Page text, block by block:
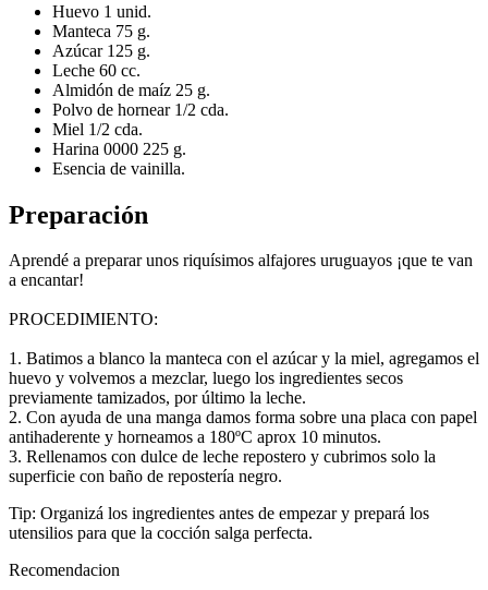
Huevo 1 unid.
Manteca 75 g.
Azúcar 125 g.
Leche 60 cc.
Almidón de maíz 25 g.
Polvo de hornear 1/2 cda.
Miel 1/2 cda.
Harina 0000 225 g.
Esencia de vainilla.
Preparación
Aprendé a preparar unos riquísimos alfajores uruguayos ¡que te van
a encantar!
PROCEDIMIENTO:
1. Batimos a blanco la manteca con el azúcar y la miel, agregamos el
huevo y volvemos a mezclar, luego los ingredientes secos
previamente tamizados, por último la leche.
2. Con ayuda de una manga damos forma sobre una placa con papel
antihaderente y horneamos a 180ºC aprox 10 minutos.
3. Rellenamos con dulce de leche repostero y cubrimos solo la
superficie con baño de repostería negro.
Tip: Organizá los ingredientes antes de empezar y prepará los
utensilios para que la cocción salga perfecta.
Recomendacion